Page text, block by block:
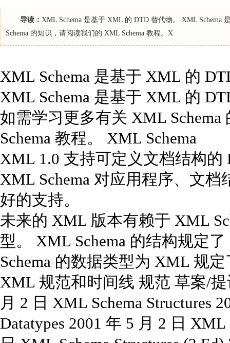
导读： XML Schema 是基于 XML 的 DTD 替代物。 XML
Schema 的知识，请阅读我们的 XML Schema 教程。X
XML Schema 是基于 XML 的
XML Schema 是基于 XML 的
如需学习更多有关 XML
Schema 教程。 XML Schema
XML 1.0 支持可定义文档结构的
XML Schema 对应用程序、文
好的支持。
未来的 XML 版本有赖于 XML
型。 XML Schema 的结构规定
Schema 的数据类型为 XML 规
XML 规范和时间线 规范 草案/提
月 2 日 XML Schema Structures
Datatypes 2001 年 5 月 2 日